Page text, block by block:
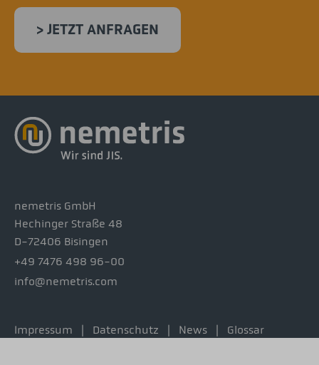
> JETZT ANFRAGEN
nemetris GmbH
Hechinger Straße 48
D-72406 Bisingen
+49 7476 498 96-00
info@nemetris.com
Impressum Datenschutz News
Glossar